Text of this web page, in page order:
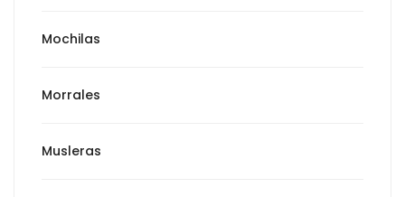
Mochilas
Morrales
Musleras